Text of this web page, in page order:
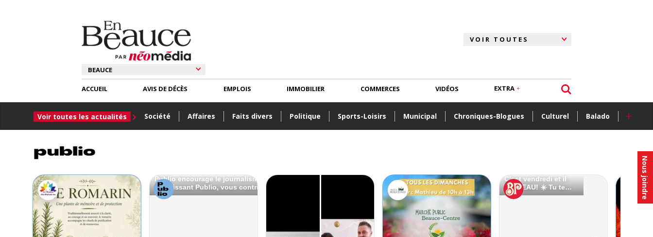
Nous joindre
ACCUEIL
Voir toutes les actualités Société Affaires Faits divers Politique Sports-Loisirs Municipal Chroniques-Blogues Culturel Balado +
AVIS DE DÉCÈS EMPLOIS IMMOBILIER COMMERCES VIDÉOS EXTRA